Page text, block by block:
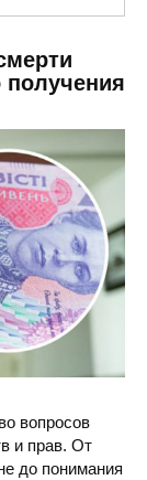
получения
вопросов
и прав. От
до понимания